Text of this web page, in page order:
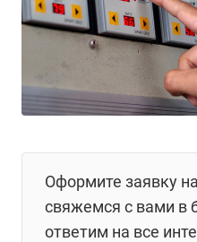
Оформите заявку
свяжемся с вами в
ответим на все